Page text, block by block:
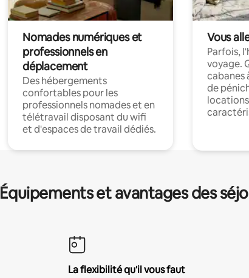
Nomades numériques et
professionnels en
déplacement
Des hébergements
confortables pour les
professionnels nomades et en
télétravail disposant du wifi
et d'espaces de travail dédiés.
Vous
Parfois,
voyage.
cabanes
de
Équipements et avantages des
La flexibilité qu'il vous faut